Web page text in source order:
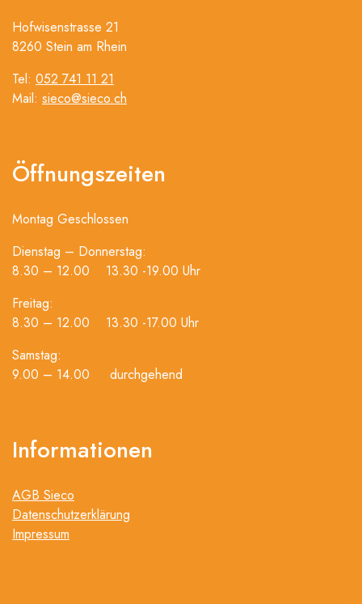
Hofwisenstrasse 21
8260 Stein am Rhein
Tel: 052 741 11 21
Mail: sieco@sieco.ch
Öffnungszeiten
Montag Geschlossen
Dienstag – Donnerstag:
8.30 – 12.00 13.30 -19.00 Uhr
Freitag:
8.30 – 12.00 13.30 -17.00 Uhr
Samstag:
9.00 – 14.00 durchgehend
Informationen
AGB Sieco
Datenschutzerklärung
Impressum